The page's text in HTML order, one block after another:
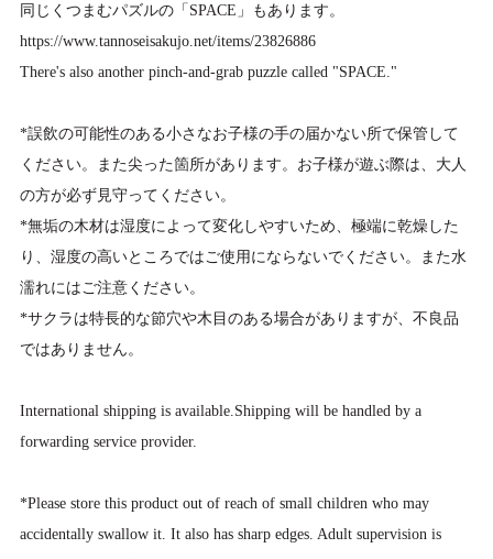
同じくつまむパズルの「SPACE」もあります。
https://www.tannoseisakujo.net/items/23826886
There's also another pinch-and-grab puzzle called "SPACE."
*誤飲の可能性のある小さなお子様の手の届かない所で保管して
ください。また尖った箇所があります。お子様が遊ぶ際は、大人
の方が必ず見守ってください。
*無垢の木材は湿度によって変化しやすいため、極端に乾燥した
り、湿度の高いところではご使用にならないでください。また水
濡れにはご注意ください。
*サクラは特長的な節穴や木目のある場合がありますが、不良品
ではありません。
International shipping is available.Shipping will be handled by a
forwarding service provider.
*Please store this product out of reach of small children who may
accidentally swallow it. It also has sharp edges. Adult supervision is